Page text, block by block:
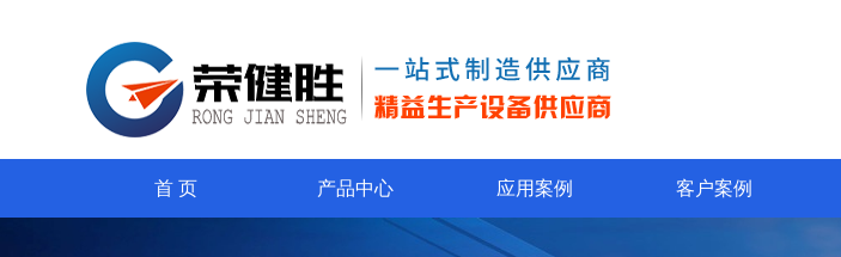
首 页 产品中心 应用案例 客户案例